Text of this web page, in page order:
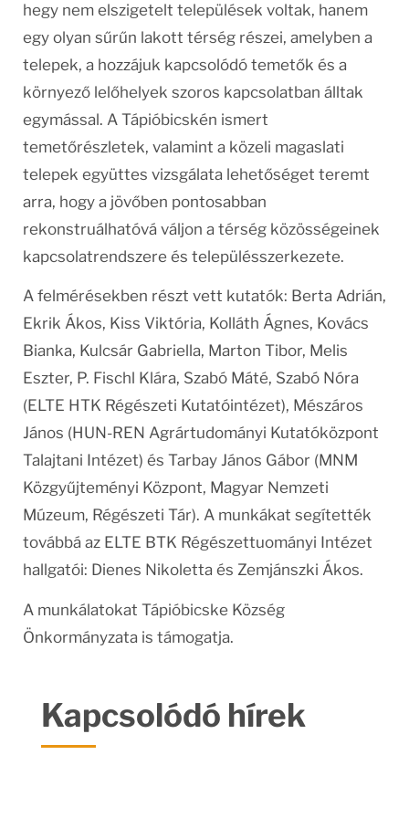
hegy nem elszigetelt települések voltak, hanem
egy olyan sűrűn lakott térség részei, amelyben a
telepek, a hozzájuk kapcsolódó temetők és a
környező lelőhelyek szoros kapcsolatban álltak
egymással. A Tápióbicskén ismert
temetőrészletek, valamint a közeli magaslati
telepek együttes vizsgálata lehetőséget teremt
arra, hogy a jövőben pontosabban
rekonstruálhatóvá váljon a térség közösségeinek
kapcsolatrendszere és településszerkezete.
A felmérésekben részt vett kutatók: Berta Adrián,
Ekrik Ákos, Kiss Viktória, Kolláth Ágnes, Kovács
Bianka, Kulcsár Gabriella, Marton Tibor, Melis
Eszter, P. Fischl Klára, Szabó Máté, Szabó Nóra
(ELTE HTK Régészeti Kutatóintézet), Mészáros
János (HUN-REN Agrártudományi Kutatóközpont
Talajtani Intézet) és Tarbay János Gábor (MNM
Közgyűjteményi Központ, Magyar Nemzeti
Múzeum, Régészeti Tár). A munkákat segítették
továbbá az ELTE BTK Régészettuományi Intézet
hallgatói: Dienes Nikoletta és Zemjánszki Ákos.
A munkálatokat Tápióbicske Község
Önkormányzata is támogatja.
Kapcsolódó hírek